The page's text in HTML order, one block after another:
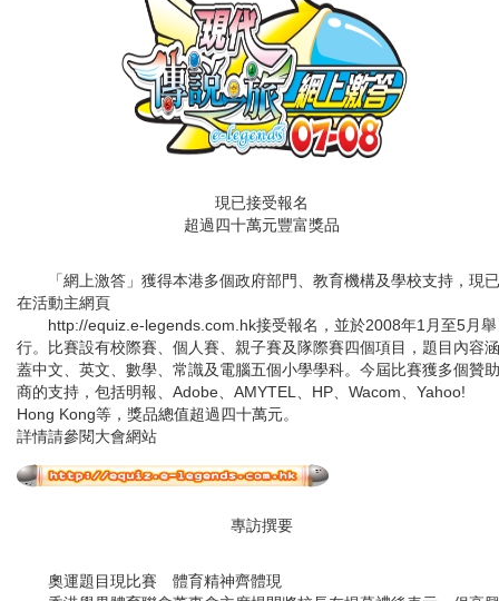
現已接受報名
超過四十萬元豐富獎品
「網上激答」獲得本港多個政府部門、教育機構及學校支持，現已
在活動主網頁
http://equiz.e-legends.com.hk接受報名，並於2008年1月至5月舉
行。比賽設有校際賽、個人賽、親子賽及隊際賽四個項目，題目內容涵
蓋中文、英文、數學、常識及電腦五個小學學科。今屆比賽獲多個贊助
商的支持，包括明報、Adobe、AMYTEL、HP、Wacom、Yahoo!
Hong Kong等，獎品總值超過四十萬元。
詳情請參閱大會網站
專訪撰要
奧運題目現比賽 體育精神齊體現